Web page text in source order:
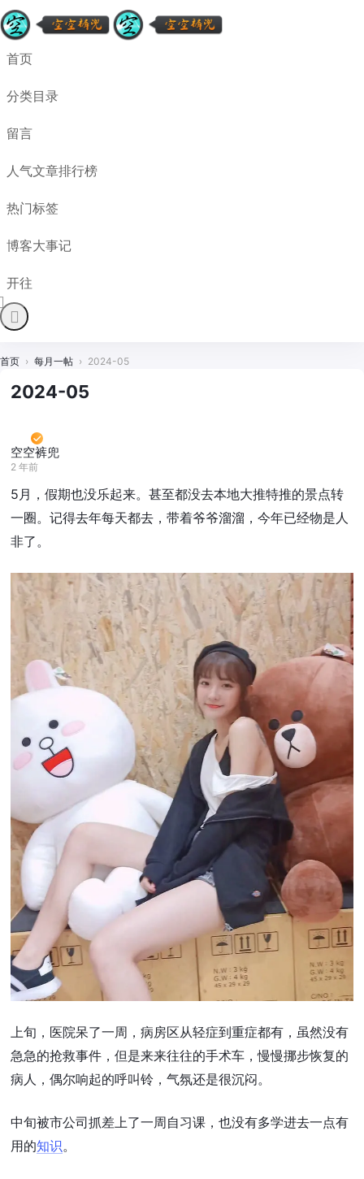
首页
分类目录
留言
人气文章排行榜
热门标签
博客大事记
开往
首页 › 每月一帖 › 2024-05
2024-05
空空裤兜
2 年前
5月，假期也没乐起来。甚至都没去本地大推特推的景点转
一圈。记得去年每天都去，带着爷爷溜溜，今年已经物是人
非了。
上旬，医院呆了一周，病房区从轻症到重症都有，虽然没有
急急的抢救事件，但是来来往往的手术车，慢慢挪步恢复的
病人，偶尔响起的呼叫铃，气氛还是很沉闷。
中旬被市公司抓差上了一周自习课，也没有多学进去一点有
用的知识。